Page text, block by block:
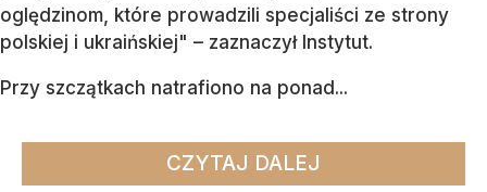
oględzinom, które prowadzili specjaliści ze strony
polskiej i ukraińskiej" – zaznaczył Instytut.
Przy szczątkach natrafiono na ponad...
CZYTAJ DALEJ